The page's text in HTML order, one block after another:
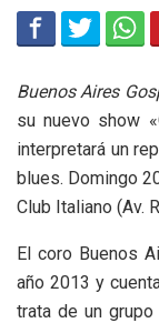
Buenos Aires
su nuevo show
interpretará un
blues. Domingo
Club Italiano (Av.
El coro Buenos
año 2013 y
trata de un